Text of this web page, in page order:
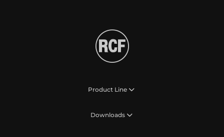
Product Line
Downloads